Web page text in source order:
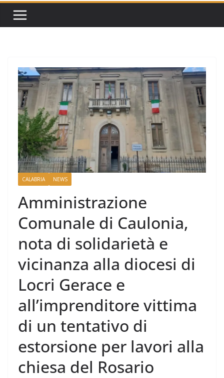
CALABRIA NEWS
Amministrazione
Comunale di Caulonia,
nota di solidarietà e
vicinanza alla diocesi di
Locri Gerace e
all’imprenditore vittima
di un tentativo di
estorsione per lavori alla
chiesa del Rosario